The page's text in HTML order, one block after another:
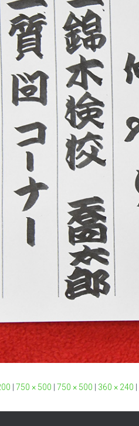
750 × 500 750 × 500 360 × 240